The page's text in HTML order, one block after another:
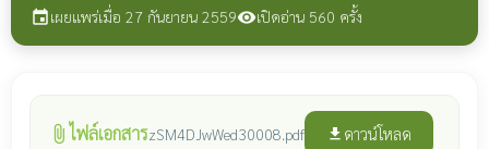
eventเผยแพร่เมื่อ 27 กันยายน 2559visibilityเปิดอ่าน 560 ครั้ง
attach_file ไฟล์เอกสารzSM4DJwWed30008.pdf file_download ดาวน์โหลด